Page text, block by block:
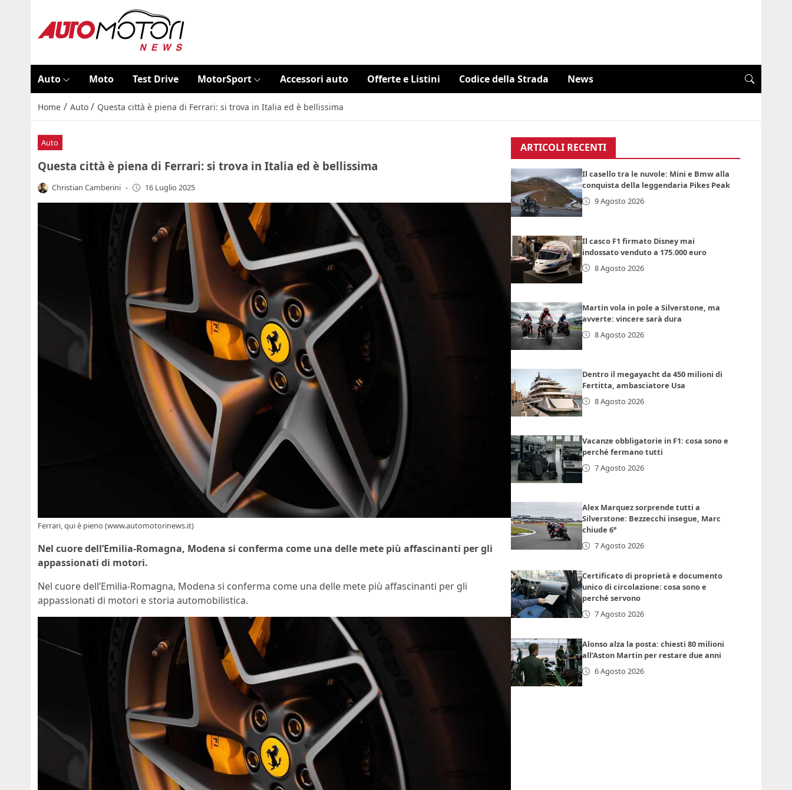
Auto Moto Test Drive MotorSport Accessori auto Offerte e Listini Codice della Strada News
Home / Auto / Questa città è piena di Ferrari: si trova in Italia ed è bellissima
Auto
Questa città è piena di Ferrari: si trova in Italia ed è bellissima
Christian Camberini - 16 Luglio 2025
Ferrari, qui è pieno (www.automotorinews.it)
Nel cuore dell’Emilia-Romagna, Modena si conferma come una delle mete più affascinanti per gli
appassionati di motori.
Nel cuore dell’Emilia-Romagna, Modena si conferma come una delle mete più affascinanti per gli
appassionati di motori e storia automobilistica.
ARTICOLI RECENTI
Il casello tra le nuvole: Mini e Bmw alla
conquista della leggendaria Pikes Peak
9 Agosto 2026
Il casco F1 firmato Disney mai
indossato venduto a 175.000 euro
8 Agosto 2026
Martin vola in pole a Silverstone, ma
avverte: vincere sarà dura
8 Agosto 2026
Dentro il megayacht da 450 milioni di
Fertitta, ambasciatore Usa
8 Agosto 2026
Vacanze obbligatorie in F1: cosa sono e
perché fermano tutti
7 Agosto 2026
Alex Marquez sorprende tutti a
Silverstone: Bezzecchi insegue, Marc
chiude 6°
7 Agosto 2026
Certificato di proprietà e documento
unico di circolazione: cosa sono e
perché servono
7 Agosto 2026
Alonso alza la posta: chiesti 80 milioni
all’Aston Martin per restare due anni
6 Agosto 2026